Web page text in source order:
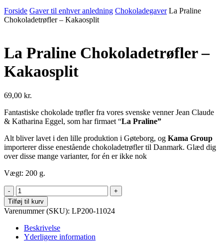
Forside Gaver til enhver anledning Chokoladegaver La Praline
Chokoladetrøfler – Kakaosplit
La Praline Chokoladetrøfler –
Kakaosplit
69,00 kr.
Fantastiske chokolade trøfler fra vores svenske venner Jean Claude
& Katharina Eggel, som har firmaet “La Praline”
Alt bliver lavet i den lille produktion i Gøteborg, og Kama Group
importerer disse enestående chokoladetrøfler til Danmark. Glæd dig
over disse mange varianter, for én er ikke nok
Vægt: 200 g.
La
Praline
Chokoladetrøfler
-
Kakaosplit
antal
Tilføj til kurv
Varenummer (SKU): LP200-11024
Beskrivelse
Yderligere information